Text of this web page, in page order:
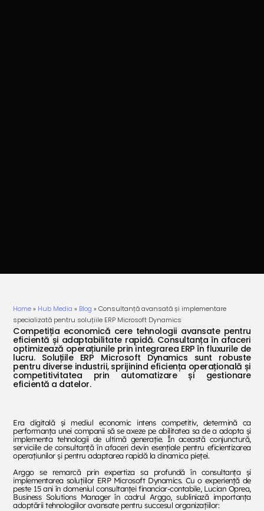
Home» Hub Media » Blog »Consultanță avansată și implementare
specializată pentru soluțiile ERP Microsoft Dynamics
Competiția economică cere tehnologii avansate pentru
eficientă și adaptabilitate rapidă. Consultanța în afaceri
optimizează operațiunile prin integrarea ERP în fluxurile de
lucru. Soluțiile ERP Microsoft Dynamics sunt robuste
pentru diverse industrii, sprijinind eficiența operațională și
competitivitatea prin automatizare și gestionare
eficientă a datelor.
Era digitală și mediul economic intens competitiv, determină ca
performanța unei companii să se axeze pe abilitatea sa de a adopta și
implementa tehnologii de ultimă generație. În această conjunctură,
serviciile de consultanță în afaceri devin esențiale pentru eficientizarea
operațiunilor și pentru adaptarea rapidă la dinamica pieței.
Arggo se remarcă prin expertiza sa profundă în consultanța și
implementarea soluțiilor ERP Microsoft Dynamics. Cu o experiență de
peste 15 ani în domeniul consultanței financiar-contabile, Lucian Oprea,
Business Solutions Manager în cadrul Arggo, subliniază importanța
adoptării tehnologiilor avansate pentru succesul organizațiilor: